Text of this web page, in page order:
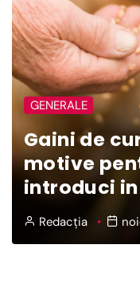
GENERALE
Gaini de
motive
introduci
Redacția